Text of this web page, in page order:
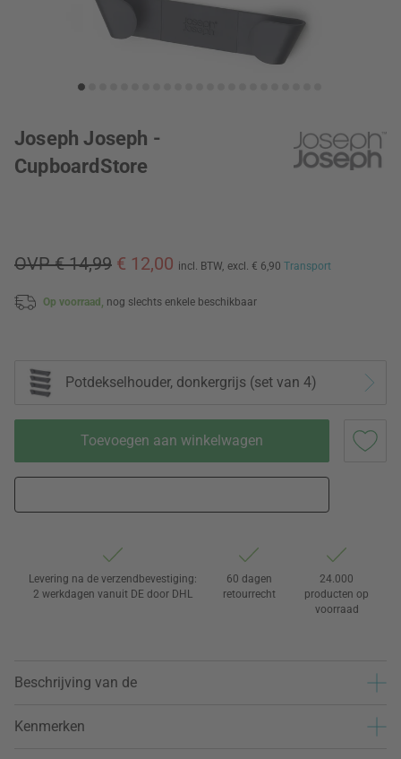
Joseph Joseph -
CupboardStore
OVP € 14,99 € 12,00 incl. BTW, excl. € 6,90 Transport
Op voorraad, nog slechts enkele beschikbaar
Potdekselhouder, donkergrijs (set van 4)
Toevoegen aan winkelwagen
Levering na de verzendbevestiging:
2 werkdagen vanuit DE door DHL
60 dagen
retourrecht
24.000
producten op
voorraad
Beschrijving van de
Kenmerken